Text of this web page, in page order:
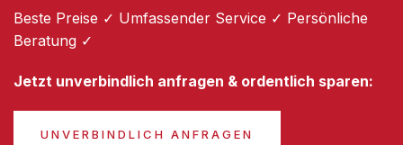
Beste Preise ✓ Umfassender Service ✓ Persönliche
Beratung ✓
Jetzt unverbindlich anfragen & ordentlich sparen:
UNVERBINDLICH ANFRAGEN